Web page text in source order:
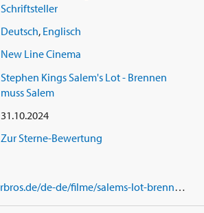
Schriftsteller
Deutsch, Englisch
New Line Cinema
Stephen Kings Salem's Lot - Brennen
muss Salem
31.10.2024
Zur Sterne-Bewertung
https://www.warnerbros.de/de-de/filme/salems-lot-brennen-muss-salem-0